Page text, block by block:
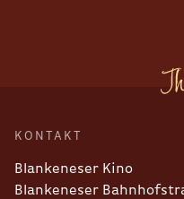
KONTAKT
Blankeneser Kino
Blankeneser